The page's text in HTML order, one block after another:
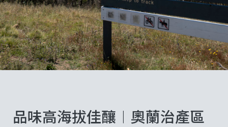
品味高海拔佳釀︱奧蘭治產區